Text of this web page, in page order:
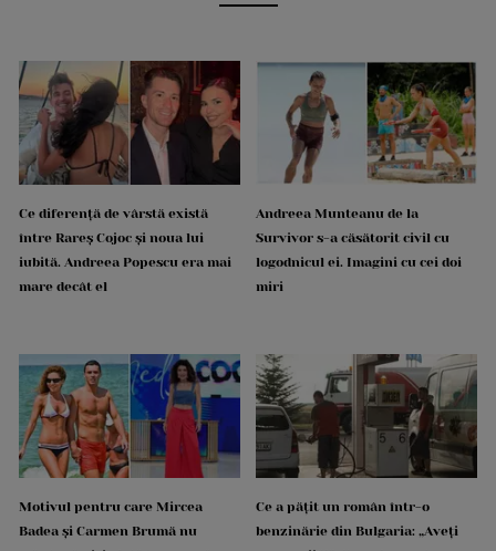
Ce diferență de vârstă există
între Rareș Cojoc și noua lui
iubită. Andreea Popescu era mai
mare decât el
Andreea Munteanu de la
Survivor s-a căsătorit civil cu
logodnicul ei. Imagini cu cei doi
miri
Motivul pentru care Mircea
Badea și Carmen Brumă nu
Ce a pățit un român într-o
benzinărie din Bulgaria: „Aveți